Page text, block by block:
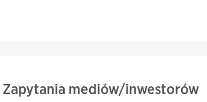
Zapytania mediów/inwestorów